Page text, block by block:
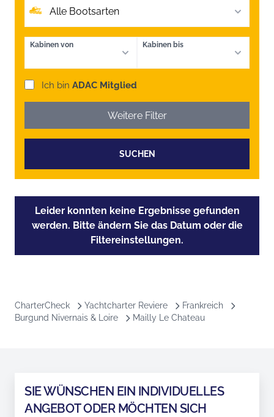
Alle Bootsarten
Kabinen von Kabinen bis
Ich bin ADAC Mitglied
Weitere Filter
SUCHEN
Leider konnten keine Ergebnisse gefunden
werden. Bitte ändern Sie das Datum oder die
Filtereinstellungen.
CharterCheck Yachtcharter Reviere
Frankreich
Burgund Nivernais & Loire
Mailly Le Chateau
SIE WÜNSCHEN EIN INDIVIDUELLES
ANGEBOT ODER MÖCHTEN SICH